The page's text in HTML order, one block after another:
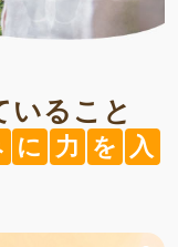
いること
に 力 を 入